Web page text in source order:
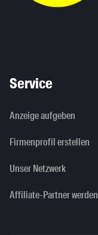
Service
Anzeige aufgeben
Firmenprofil erstellen
Unser Netzwerk
Affiliate-Partner werden